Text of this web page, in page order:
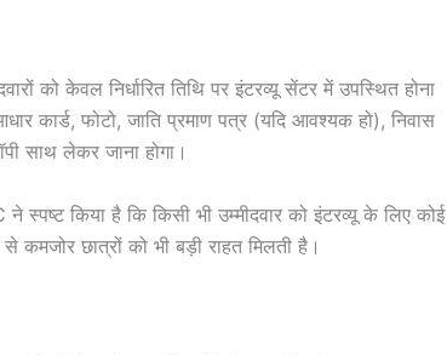
को केवल निर्धारित तिथि पर इंटरव्यू सेंटर में उपस्थित होना
कार्ड, फोटो, जाति प्रमाण पत्र (यदि आवश्यक हो), निवास
साथ लेकर जाना होगा।
स्पष्ट किया है कि किसी भी उम्मीदवार को इंटरव्यू के लिए कोई
छात्रों को भी बड़ी राहत मिलती है।